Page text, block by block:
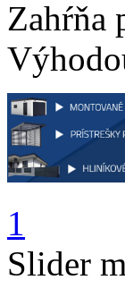
Zahŕňa
1
Slider